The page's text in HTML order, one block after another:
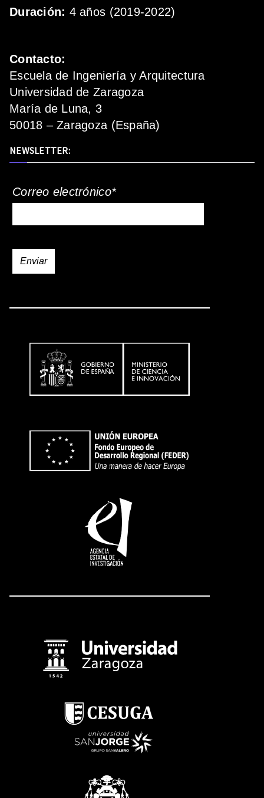
Duración: 4 años (2019-2022)
Contacto:
Escuela de Ingeniería y Arquitectura
Universidad de Zaragoza
María de Luna, 3
50018 – Zaragoza (España)
NEWSLETTER:
Correo electrónico*